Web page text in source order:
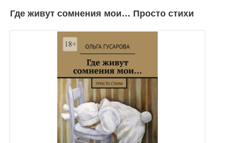
Где живут сомнения мои… Просто стихи